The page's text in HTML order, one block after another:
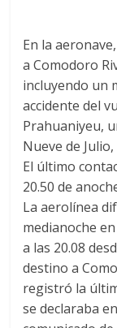
En la
a Comodoro
incluyendo un
accidente del
Prahuaniyeu,
Nueve de
El último
20.50 de
La aerolínea
medianoche
a las 20.08
destino a
registró la
se declaraba